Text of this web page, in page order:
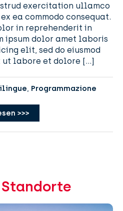
exercitation ullamco
ea commodo consequat.
in reprehenderit in
ipsum dolor amet laboris
elit, sed do eiusmod
ut labore et dolore […]
, Programmazione
>>>
Standorte